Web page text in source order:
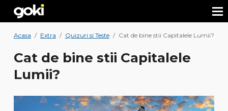
Acasa / Extra / Quizuri si Teste / Cat de bine stii Capitalele Lumii?
Cat de bine stii Capitalele
Lumii?